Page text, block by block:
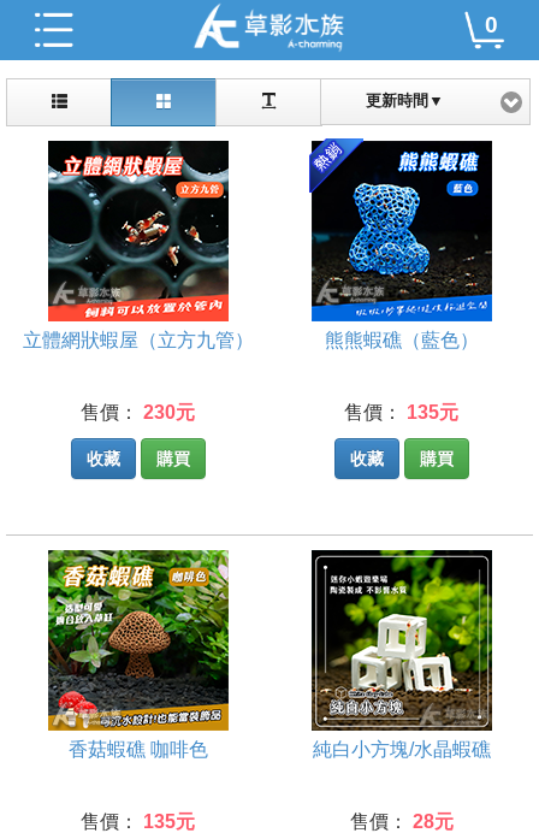
0
更新時間▼
立體網狀蝦屋（立方九管）
售價： 230元
收藏 購買
熊熊蝦礁（藍色）
售價： 135元
收藏 購買
香菇蝦礁 咖啡色
售價： 135元
純白小方塊/水晶蝦礁
售價： 28元